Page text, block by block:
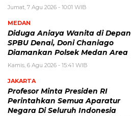
Jumat, 7 Agu 2026 - 10:01 WIB
MEDAN
Diduga Aniaya Wanita di Depan
SPBU Denai, Doni Chaniago
Diamankan Polsek Medan Area
Kamis, 6 Agu 2026 - 15:41 WIB
JAKARTA
Profesor Minta Presiden RI
Perintahkan Semua Aparatur
Negara Di Seluruh Indonesia